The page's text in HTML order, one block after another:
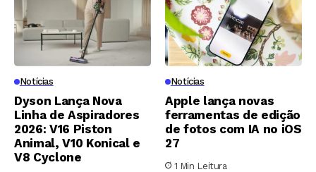
Notícias
Dyson Lança Nova
Linha de Aspiradores
2026: V16 Piston
Animal, V10 Konical e
V8 Cyclone
Notícias
Apple lança novas
ferramentas de edição
de fotos com IA no iOS
27
1 Min Leitura